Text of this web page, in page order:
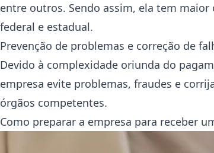
entre outros. Sendo assim, ela tem
federal e estadual.
Prevenção de problemas e correção de
Devido à complexidade oriunda do
empresa evite problemas, fraudes e
órgãos competentes.
Como preparar a empresa para receber